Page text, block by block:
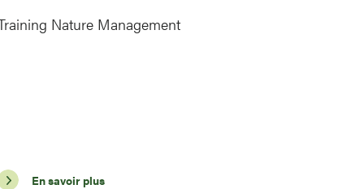
Nature Management
En savoir plus